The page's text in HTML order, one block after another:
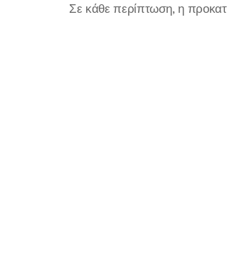
Σε κάθε περίπτωση, η